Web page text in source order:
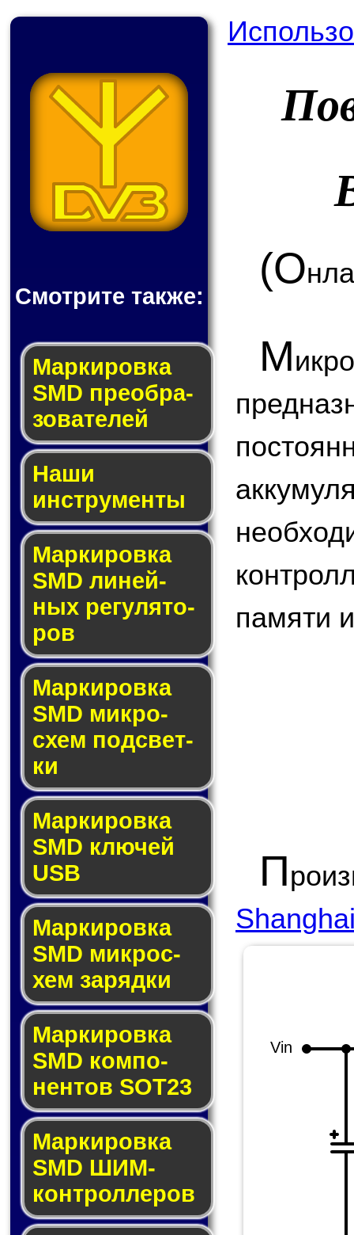
Смотрите также:
Мар­ки­ров­ка
SMD пре­об­ра­
зо­ва­те­лей
Наши
инструменты
Маркировка
SMD ли­ней­
ных ре­гу­ля­то­
ров
Маркировка
SMD мик­ро­
схем под­свет­
ки
Маркировка
SMD клю­чей
USB
Маркировка
SMD мик­рос­
хем за­ряд­ки
Маркировка
SMD ком­по­
нен­тов SOT23
Маркировка
SMD ШИМ-
кон­трол­ле­ров
(О
М
памяти
П
Vin